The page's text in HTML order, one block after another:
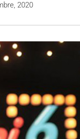
2020